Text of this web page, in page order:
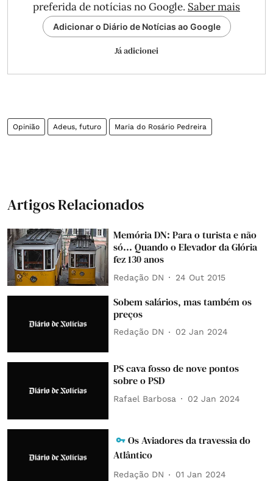
preferida de notícias no Google. Saber mais
Adicionar o Diário de Notícias ao Google
Já adicionei
Opinião Adeus, futuro Maria do Rosário Pedreira
Artigos Relacionados
Memória DN: Para o turista e não
só... Quando o Elevador da Glória
fez 130 anos
Redação DN 24 Out 2015
Sobem salários, mas também os
preços
Redação DN 02 Jan 2024
PS cava fosso de nove pontos
sobre o PSD
Rafael Barbosa 02 Jan 2024
Os Aviadores da travessia do
Atlântico
Redação DN 01 Jan 2024